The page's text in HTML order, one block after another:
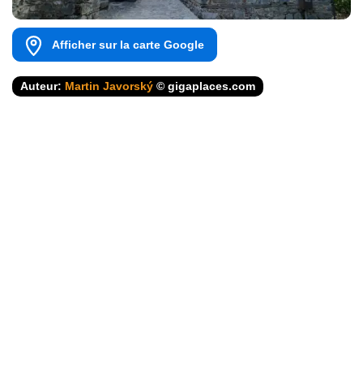
Afficher sur la carte Google
Auteur: Martin Javorský © gigaplaces.com